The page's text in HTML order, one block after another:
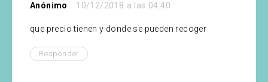
Anónimo 10/12/2018 a las 04:40
que precio tienen y donde se pueden recoger
Responder